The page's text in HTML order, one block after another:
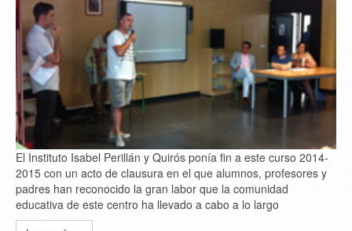
El Instituto Isabel Perillán y Quirós ponía fin a este curso 2014-
2015 con un acto de clausura en el que alumnos, profesores y
padres han reconocido la gran labor que la comunidad
educativa de este centro ha llevado a cabo a lo largo